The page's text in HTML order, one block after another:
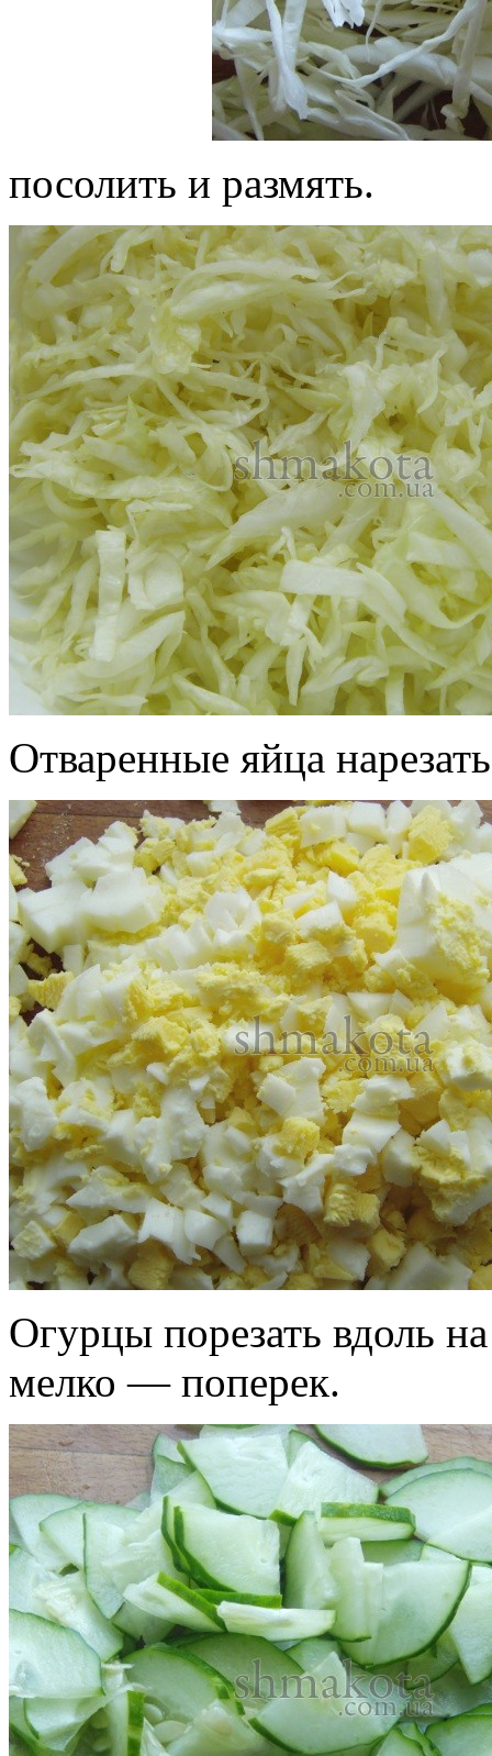
посолить и размять.
Отваренные яйца
Огурцы порезать вдоль
мелко — поперек.